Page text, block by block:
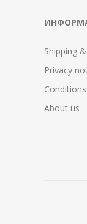
Shipping
Privacy
About us